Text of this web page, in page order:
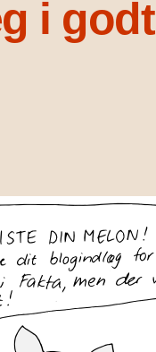
i godt